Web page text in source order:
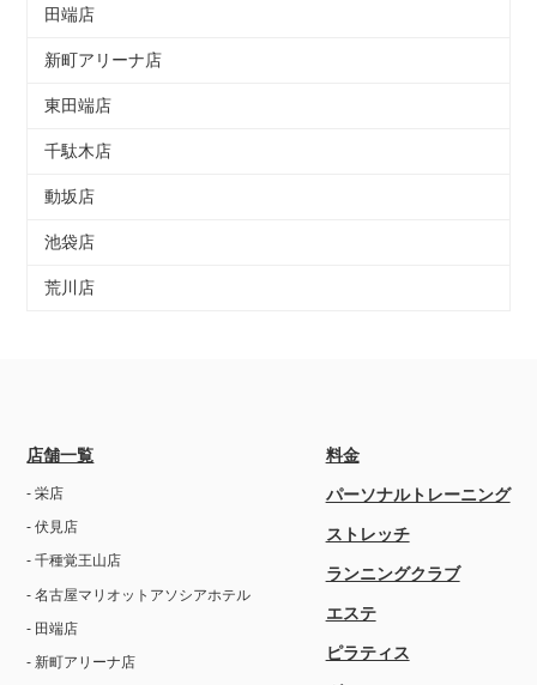
田端店
新町アリーナ店
東田端店
千駄木店
動坂店
池袋店
荒川店
店舗一覧
- 栄店
- 伏見店
- 千種覚王山店
- 名古屋マリオットアソシアホテル
- 田端店
- 新町アリーナ店
料金
パーソナルトレーニング
ストレッチ
ランニングクラブ
エステ
ピラティス